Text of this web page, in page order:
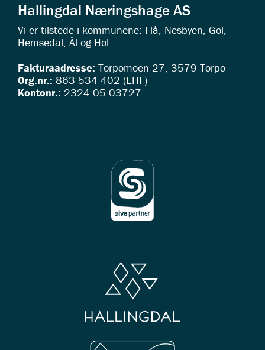
Hallingdal Næringshage AS
Vi er tilstede i kommunene: Flå, Nesbyen, Gol,
Hemsedal, Ål og Hol.
Fakturaadresse: Torpomoen 27, 3579 Torpo
Org.nr.: 863 534 402 (EHF)
Kontonr.: 2324.05.03727